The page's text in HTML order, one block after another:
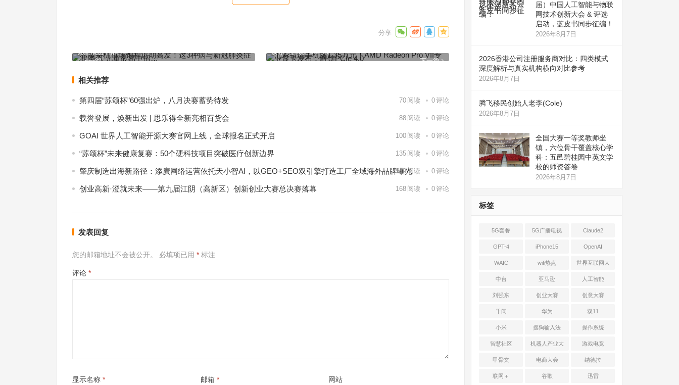
上一篇
儿童最易中招…
下一篇
发布：解锁PCIe 4.0
相关推荐
第四届“苏颂杯”60强出炉，八月决赛蓄势待发 70 阅读 0评论
载誉登展，焕新出发 | 思乐得全新亮相百货会 88 阅读 0评论
GOAI 世界人工智能开源大赛官网上线，全球报名正式开启 100 阅读 0评论
“苏颂杯”未来健康复赛：50个硬科技项目突破医疗创新边界 135 阅读 0评论
肇庆制造出海新路径：添廣网络运营依托天小智AI，以GEO+SEO双引擎打造工厂全域海外品牌曝光
149阅读 0评论
创业高新·澄就未来——第九届江阴（高新区）创新创业大赛总决赛落幕 168 阅读 0评论
发表回复
您的邮箱地址不会被公开。 必填项已用 * 标注
评论 *
显示名称 * 邮箱 * 网站
届）中国人工智能与物联
网技术创新大会 & 评选
启动，蓝皮书同步征编！
2026年8月7日
2026香港公司注册服务商对比：四类模式
深度解析与真实机构横向对比参考
2026年8月7日
腾飞移民创始人老李(Cole)
2026年8月7日
全国大赛一等奖教师坐
镇，六位骨干覆盖核心学
科：五邑碧桂园中英文学
校的师资答卷
2026年8月7日
标签
5G套餐 5G广播电视 Claude2
GPT-4 iPhone15 OpenAI
WAIC wifi热点 世界互联网大
会
中台 亚马逊 人工智能
刘强东 创业大赛 创意大赛
千问 华为 双11
小米 搜狗输入法 操作系统
智慧社区 机器人产业大
会
游戏电竞
甲骨文 电商大会 纳德拉
联网＋ 谷歌 迅雷